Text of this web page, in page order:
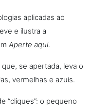
aplicadas ao
e ilustra a
Aperte aqui.
se apertada, leva o
vermelhas e azuis.
“cliques”: o pequeno